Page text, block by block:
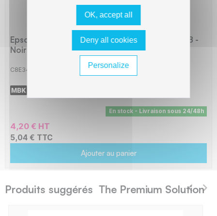
Epson E348 Cartouche compatible avec T0348 -
Noir Mat
C8E348
En stock - Livraison sous 24/48h
4,20 € HT
5,04 € TTC
Ajouter au panier
Produits suggérés The Premium Solution
OK, accept all
Deny all cookies
Personalize